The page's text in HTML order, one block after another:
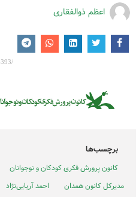
اعظم ذوالفقاری
برچسب‌ها
کانون پرورش فکری کودکان و نوجوانان
مدیرکل کانون همدان
احمد آریایی‌نژاد